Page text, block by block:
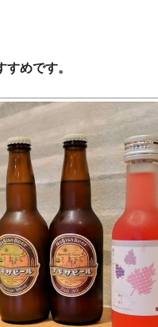
めです。